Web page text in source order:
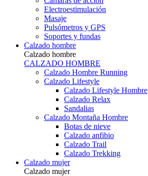
Electroestimulación
Masaje
Pulsómetros y GPS
Soportes y fundas
Calzado hombre
Calzado hombre
CALZADO HOMBRE
Calzado Hombre Running
Calzado Lifestyle
Calzado Lifestyle Hombre
Calzado Relax
Sandalias
Calzado Montaña Hombre
Botas de nieve
Calzado anfibio
Calzado Trail
Calzado Trekking
Calzado mujer
Calzado mujer